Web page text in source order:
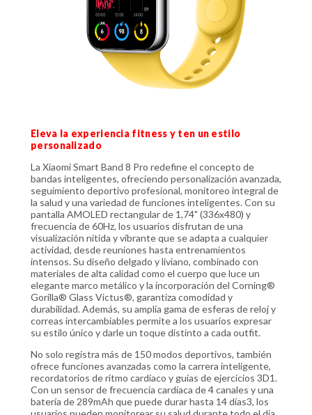
Eleva la experiencia fitness y ten un estilo
personalizado
La Xiaomi Smart Band 8 Pro redefine el concepto de
bandas inteligentes, ofreciendo personalización avanzada,
seguimiento deportivo profesional, monitoreo integral de
la salud y una variedad de funciones inteligentes. Con su
pantalla AMOLED rectangular de 1,74" (336x480) y
frecuencia de 60Hz, los usuarios disfrutan de una
visualización nítida y vibrante que se adapta a cualquier
actividad, desde reuniones hasta entrenamientos
intensos. Su diseño delgado y liviano, combinado con
materiales de alta calidad como el cuerpo que luce un
elegante marco metálico y la incorporación del Corning®
Gorilla® Glass Victus®, garantiza comodidad y
durabilidad. Además, su amplia gama de esferas de reloj y
correas intercambiables permite a los usuarios expresar
su estilo único y darle un toque distinto a cada outfit.
No solo registra más de 150 modos deportivos, también
ofrece funciones avanzadas como la carrera inteligente,
recordatorios de ritmo cardíaco y guías de ejercicios 3D1.
Con un sensor de frecuencia cardíaca de 4 canales y una
batería de 289mAh que puede durar hasta 14 días3, los